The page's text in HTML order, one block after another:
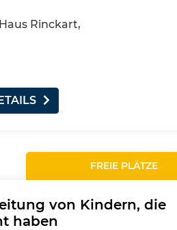
Rinckart,
FREIE PLÄTZE
von Kindern, die
haben